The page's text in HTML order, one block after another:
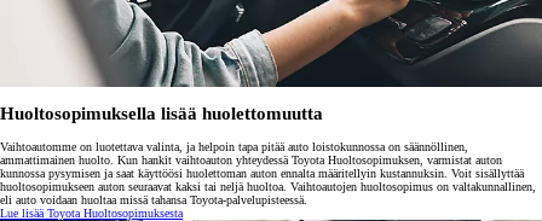
Huoltosopimuksella lisää huolettomuutta
Vaihtoautomme on luotettava valinta, ja helpoin tapa pitää auto loistokunnossa on säännöllinen,
ammattimainen huolto. Kun hankit vaihtoauton yhteydessä Toyota Huoltosopimuksen, varmistat auton
kunnossa pysymisen ja saat käyttöösi huolettoman auton ennalta määritellyin kustannuksin. Voit sisällyttää
huoltosopimukseen auton seuraavat kaksi tai neljä huoltoa. Vaihtoautojen huoltosopimus on valtakunnallinen,
eli auto voidaan huoltaa missä tahansa Toyota-palvelupisteessä.
Lue lisää Toyota Huoltosopimuksesta